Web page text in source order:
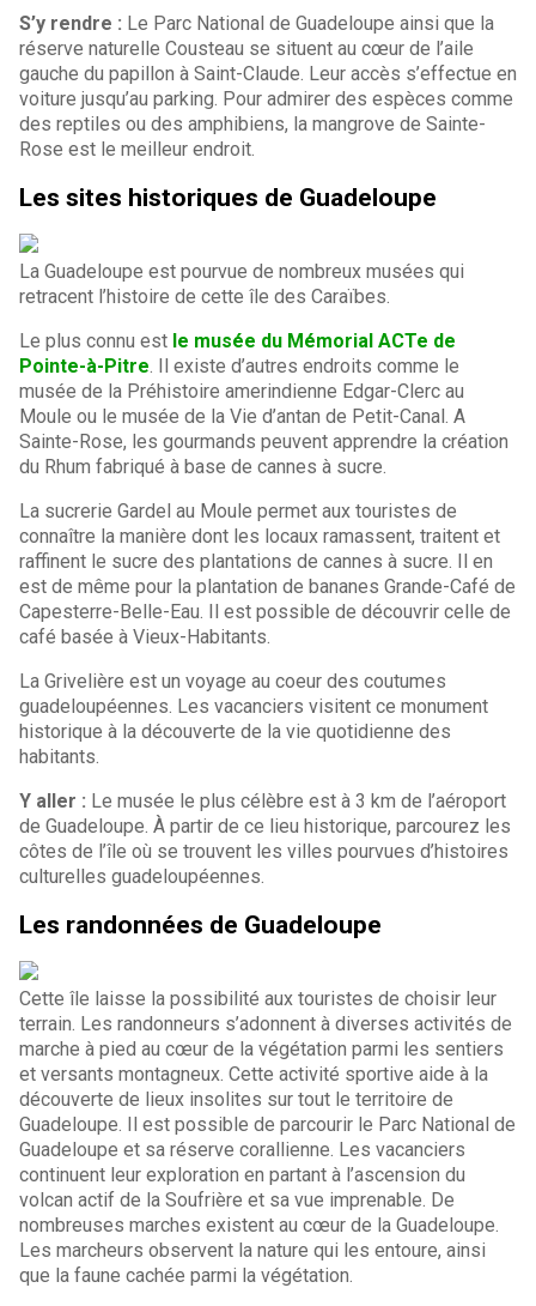
S’y rendre : Le Parc National de Guadeloupe ainsi que la
réserve naturelle Cousteau se situent au cœur de l’aile
gauche du papillon à Saint-Claude. Leur accès s’effectue en
voiture jusqu’au parking. Pour admirer des espèces comme
des reptiles ou des amphibiens, la mangrove de Sainte-
Rose est le meilleur endroit.
Les sites historiques de Guadeloupe
La Guadeloupe est pourvue de nombreux musées qui
retracent l’histoire de cette île des Caraïbes.
Le plus connu est le musée du Mémorial ACTe de
Pointe-à-Pitre. Il existe d’autres endroits comme le
musée de la Préhistoire amerindienne Edgar-Clerc au
Moule ou le musée de la Vie d’antan de Petit-Canal. A
Sainte-Rose, les gourmands peuvent apprendre la création
du Rhum fabriqué à base de cannes à sucre.
La sucrerie Gardel au Moule permet aux touristes de
connaître la manière dont les locaux ramassent, traitent et
raffinent le sucre des plantations de cannes à sucre. Il en
est de même pour la plantation de bananes Grande-Café de
Capesterre-Belle-Eau. Il est possible de découvrir celle de
café basée à Vieux-Habitants.
La Grivelière est un voyage au coeur des coutumes
guadeloupéennes. Les vacanciers visitent ce monument
historique à la découverte de la vie quotidienne des
habitants.
Y aller : Le musée le plus célèbre est à 3 km de l’aéroport
de Guadeloupe. À partir de ce lieu historique, parcourez les
côtes de l’île où se trouvent les villes pourvues d’histoires
culturelles guadeloupéennes.
Les randonnées de Guadeloupe
Cette île laisse la possibilité aux touristes de choisir leur
terrain. Les randonneurs s’adonnent à diverses activités de
marche à pied au cœur de la végétation parmi les sentiers
et versants montagneux. Cette activité sportive aide à la
découverte de lieux insolites sur tout le territoire de
Guadeloupe. Il est possible de parcourir le Parc National de
Guadeloupe et sa réserve corallienne. Les vacanciers
continuent leur exploration en partant à l’ascension du
volcan actif de la Soufrière et sa vue imprenable. De
nombreuses marches existent au cœur de la Guadeloupe.
Les marcheurs observent la nature qui les entoure, ainsi
que la faune cachée parmi la végétation.